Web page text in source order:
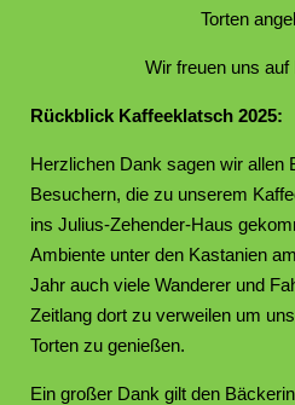
Torten
Wir freuen uns auf
Rückblick Kaffeeklatsch 2025:
Herzlichen Dank sagen wir allen
Besuchern, die zu unserem
ins Julius-Zehender-Haus
Ambiente unter den Kastanien
Jahr auch viele Wanderer und
Zeitlang dort zu verweilen um
Torten zu genießen.
Ein großer Dank gilt den